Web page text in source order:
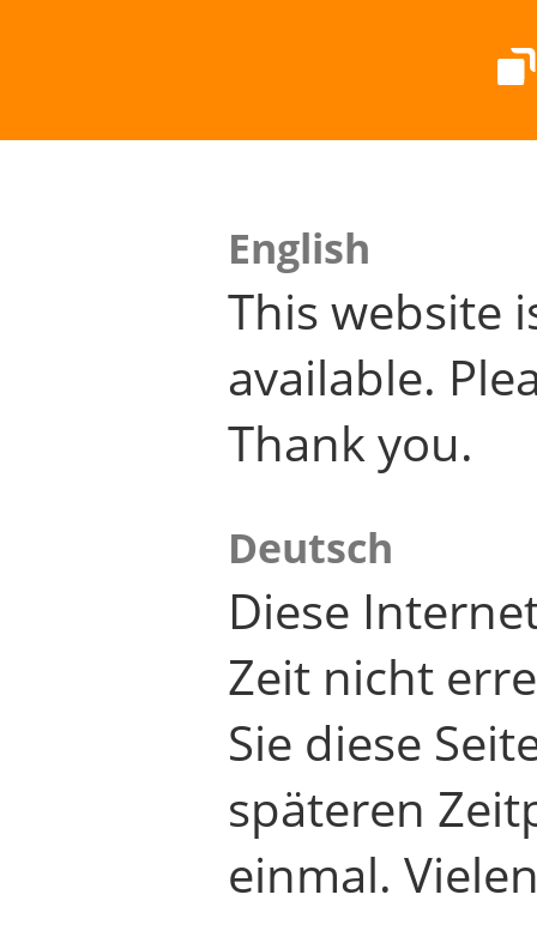
English
This website
available.
Thank you.
Deutsch
Diese
Zeit nicht
Sie diese
späteren
einmal.